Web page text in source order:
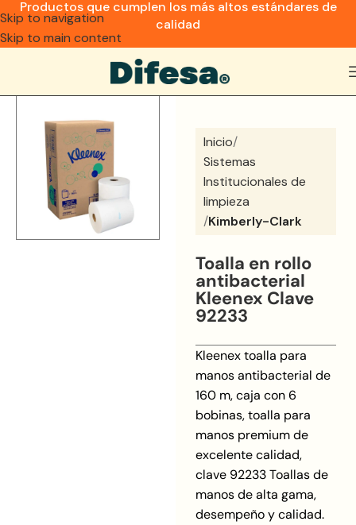
Skip to navigation
Skip to main content
Inicio
Sistemas
Institucionales de
limpieza
Kimberly-Clark
Toalla en rollo
antibacterial
Kleenex Clave
92233
Kleenex toalla para
manos antibacterial de
160 m, caja con 6
bobinas, toalla para
manos premium de
excelente calidad,
clave 92233 Toallas de
manos de alta gama,
desempeño y calidad.
Productos que cumplen los más altos estándares de
calidad